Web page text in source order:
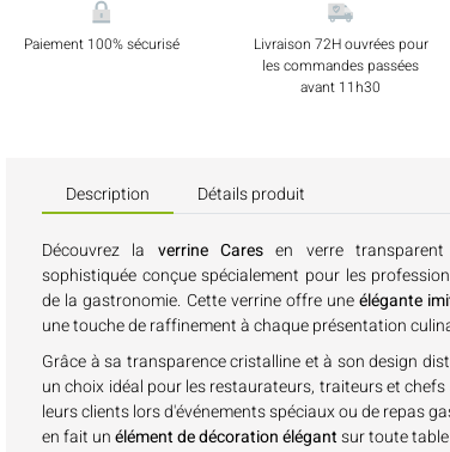
Paiement 100% sécurisé
Livraison 72H ouvrées pour
les commandes passées
avant 11h30
Description Détails produit
Découvrez la verrine Cares en verre
sophistiquée conçue spécialement pour les
de la gastronomie. Cette verrine offre uneélégante
une touche de raffinement à chaque présentation
Grâce à sa transparence cristalline et à son design
un choix idéal pour les restaurateurs, traiteurs et
leurs clients lors d'événements spéciaux ou de repas
en fait unélément de décoration élégantsur toute